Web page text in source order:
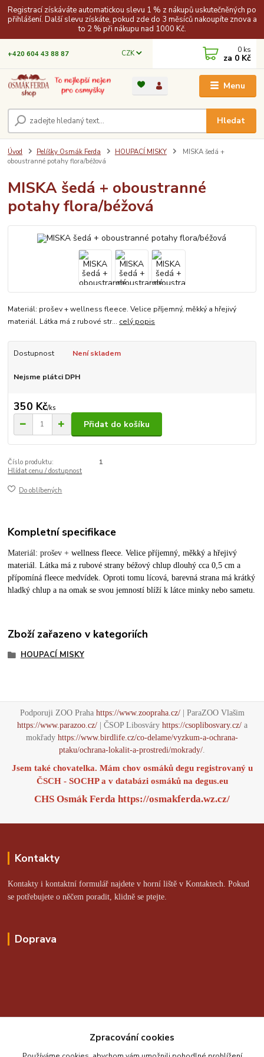
Registrací získáváte automatickou slevu 1 % z nákupů uskutečněných po
přihlášení. Další slevu získáte, pokud zde do 3 měsíců nakoupíte znova a
to 2 % při nákupu nad 1000 Kč.
Menu
CZK
Hledat
+420 604 43 88 87 0 ks
za 0 Kč
Úvod Pelíšky Osmák Ferda HOUPACÍ MISKY
MISKA šedá +
oboustranné potahy flora/béžová
MISKA šedá + oboustranné
potahy flora/béžová
Materiál: prošev + wellness fleece. Velice příjemný, měkký a hřejivý
materiál. Látka má z rubové str... celý popis
Dostupnost Není skladem
Nejsme plátci DPH
350 Kč/ks
Přidat do košíku
Číslo produktu:
1
Hlídat cenu / dostupnost
Do oblíbených
Kompletní specifikace
Materiál: prošev +wellness fleece. Velice příjemný, měkký a hřejivý
materiál. Látka má z rubové strany béžový chlup dlouhý cca 0,5 cm a
přípomíná fleece medvídek. Oproti tomu lícová, barevná strana má krátký
hladký chlup a na omak se svou jemností blíží k látce minky nebo sametu.
Zboží zařazeno v kategoriích
HOUPACÍ MISKY
Podporuji ZOO Praha https://www.zoopraha.cz/| ParaZOO Vlašim
https://www.parazoo.cz/| ČSOP Libosváry https://csoplibosvary.cz/a
mokřady https://www.birdlife.cz/co-delame/vyzkum-a-ochrana-
ptaku/ochrana-lokalit-a-prostredi/mokrady/.
Jsem také chovatelka. Mám chov osmáků degu registrovaný u
ČSCH - SOCHP a v databázi osmáků na degus.eu
CHS Osmák Ferda https://osmakferda.wz.cz/
Kontakty
Kontakty i kontaktní formulář najdete v horní liště v Kontaktech. Pokud
se potřebujete o něčem poradit, klidně se ptejte.
Doprava
Zpracování cookies